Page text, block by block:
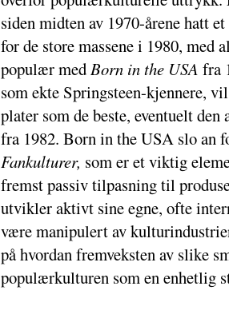
siden midten av 1970-årene hatt
for de store massene i 1980, med
populær medBorn in the USA fra
som ekte Springsteen-kjennere,
plater som de beste, eventuelt
fra 1982. Born in the USA slo an
Fankulturer, som er et viktig
fremst passiv tilpasning til
utvikler aktivt sine egne, ofte
være manipulert av
på hvordan fremveksten av slike
populærkulturen som en enhetlig